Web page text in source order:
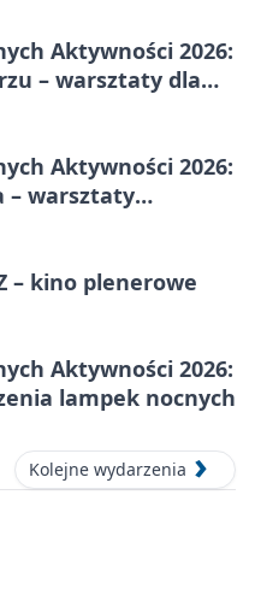
Aktywności 2026:
– warsztaty dla
Aktywności 2026:
– warsztaty
– kino plenerowe
Aktywności 2026:
lampek nocnych
Kolejne wydarzenia